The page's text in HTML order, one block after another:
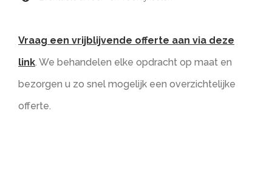
Vraag een vrijblijvende offerte aan via deze
link. We behandelen elke opdracht op maat en
bezorgen u zo snel mogelijk een overzichtelijke
offerte.